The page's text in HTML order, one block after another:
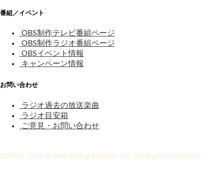
番組／イベント
OBS制作テレビ番組ページ
OBS制作ラジオ番組ページ
OBSイベント情報
キャンペーン情報
お問い合わせ
ラジオ過去の放送楽曲
ラジオ目安箱
ご意見・お問い合わせ
©2026 Oita Broadcasting System, Inc. All Rights Reserved.